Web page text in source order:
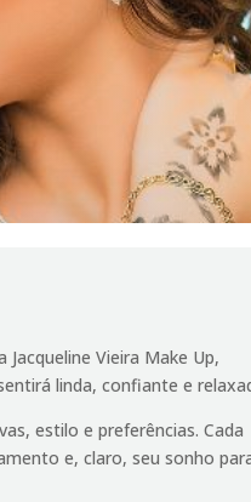
Vieira Make Up,
linda, confiante e
estilo e preferências. Cada
e, claro, seu sonho